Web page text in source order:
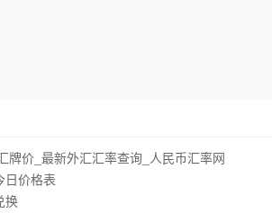
牌价_最新外汇汇率查询_人民币汇率网
日价格表
换